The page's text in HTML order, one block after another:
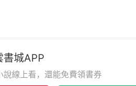
書城APP
說線上看，還能免費領書券